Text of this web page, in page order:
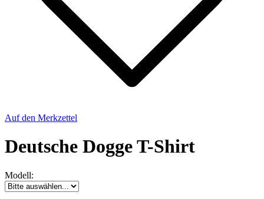
Auf den Merkzettel
Deutsche Dogge T-Shirt
Modell: